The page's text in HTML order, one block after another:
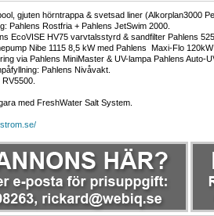
gjuten hörntrappa & svetsad liner (Alkorplan3000
Pahlens Rostfria + Pahlens JetSwim 2000.
EcoVISE HV75 varvtalsstyrd & sandfilter Pahlens 525.
Nibe 1115 8,5 kW med Pahlens Maxi-Flo
via Pahlens MiniMaster & UV-lampa Pahlens Auto-
Pahlens Nivåvakt.
med FreshWater Salt System.